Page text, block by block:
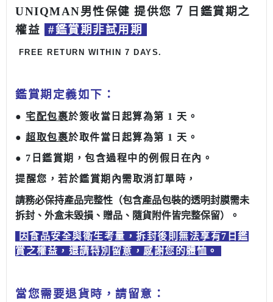
UNIQMAN男性保健 提供您 7 日鑑賞期之
權益
#鑑賞期非試用期
FREE RETURN WITHIN 7 DAYS.
鑑賞期定義如下：
● 宅配包裹於簽收當日起算為第 1 天。
● 超取包裹於取件當日起算為第 1 天。
● 7 日 鑑賞期 ，包含過程中的例假日在內。
提醒您，若於鑑賞期內需取消訂單時，
請務必保持產品完整性（包含產品包裝的透明封膜需未
拆封、外盒未毀損、贈品、隨貨附件皆完整保留）。
因食品安全與衛生考量，拆封後則無法享有7日鑑
賞之權益，還請特別留意，感謝您的體恤。
當您需要退貨時，請留意：